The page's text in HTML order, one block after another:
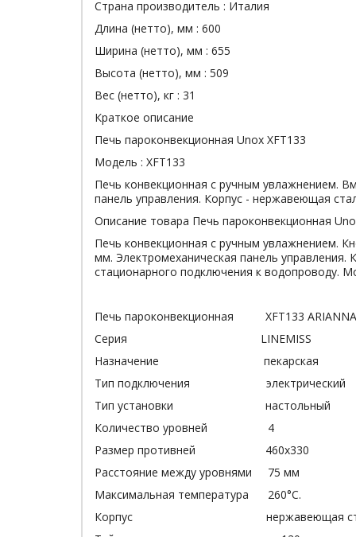
Страна производитель : Италия
Длина (нетто), мм : 600
Ширина (нетто), мм : 655
Высота (нетто), мм : 509
Вес (нетто), кг : 31
Краткое описание
Печь пароконвекционная Unox XFT133
Модель : XFT133
Печь конвекционная с ручным увлажнением.
панель управления. Корпус - нержавеющая
Описание товара Печь пароконвекционная
Печь конвекционная с ручным увлажнением.
мм. Электромеханическая панель
стационарного подключения к водопроводу.
Печь пароконвекционная XFT133 ARIANNA
Серия LINEMISS
Назначение пекарская
Тип подключения электрический
Тип установки настольный
Количество уровней 4
Размер противней 460х330
Расстояние между уровнями 75 мм
Максимальная температура 260°С.
Корпус нержавеющая